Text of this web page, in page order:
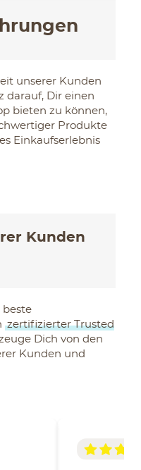
unserer Kunden
darauf, Dir einen
bieten zu können,
Produkte
Einkaufserlebnis
Kunden
beste
zertifizierter Trusted
Dich von den
Kunden und